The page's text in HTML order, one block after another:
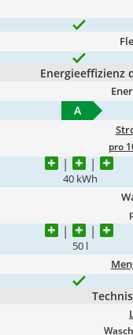
Energieeffizienz
A
pro
40 kWh
50 l